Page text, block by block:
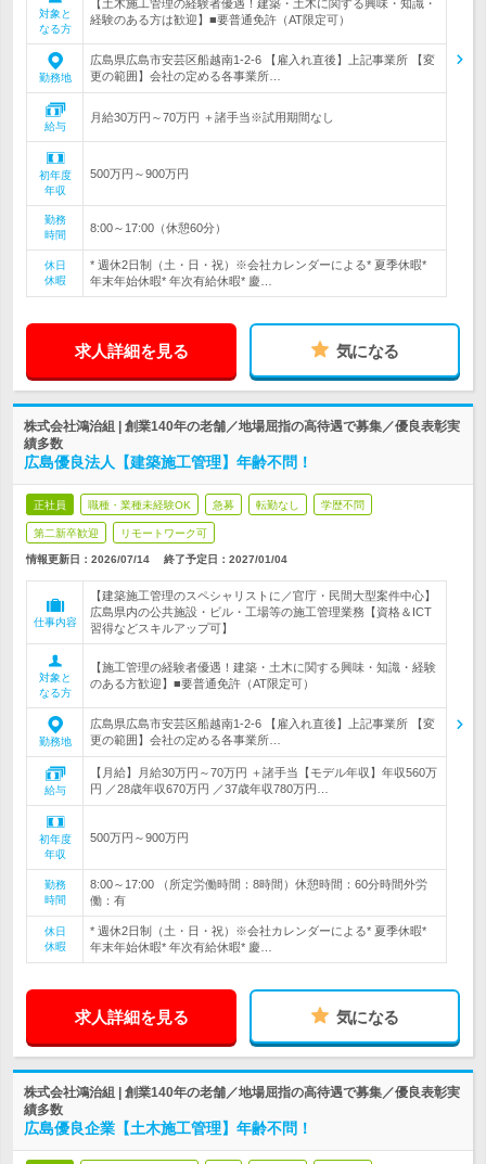
対象と
なる方
【土木施工管理の経験者優遇！建築・土木に関する興味・知識・
経験のある方は歓迎】■要普通免許（AT限定可）
勤務地
広島県広島市安芸区船越南1-2-6 【雇入れ直後】上記事業所 【変
更の範囲】会社の定める各事業所…
給与
月給30万円～70万円 ＋諸手当※試用期間なし
初年度
年収
500万円～900万円
勤務
時間
8:00～17:00（休憩60分）
休日
休暇
* 週休2日制（土・日・祝）※会社カレンダーによる* 夏季休暇*
年末年始休暇* 年次有給休暇* 慶…
求人詳細を見る 気になる
株式会社鴻治組 | 創業140年の老舗／地場屈指の高待遇で募集／優良表彰実
績多数
広島優良法人【建築施工管理】年齢不問！
正社員 職種・業種未経験OK 急募 転勤なし 学歴不問
第二新卒歓迎 リモートワーク可
情報更新日：2026/07/14 終了予定日： 2027/01/04
仕事内容
【建築施工管理のスペシャリストに／官庁・民間大型案件中心】
広島県内の公共施設・ビル・工場等の施工管理業務【資格＆ICT
習得などスキルアップ可】
対象と
なる方
【施工管理の経験者優遇！建築・土木に関する興味・知識・経験
のある方歓迎】■要普通免許（AT限定可）
勤務地
広島県広島市安芸区船越南1-2-6 【雇入れ直後】上記事業所 【変
更の範囲】会社の定める各事業所…
給与
【月給】月給30万円～70万円 ＋諸手当【モデル年収】年収560万
円 ／28歳年収670万円 ／37歳年収780万円…
初年度
年収
500万円～900万円
勤務
時間
8:00～17:00 （所定労働時間：8時間）休憩時間：60分時間外労
働：有
休日
休暇
* 週休2日制（土・日・祝）※会社カレンダーによる* 夏季休暇*
年末年始休暇* 年次有給休暇* 慶…
求人詳細を見る 気になる
株式会社鴻治組 | 創業140年の老舗／地場屈指の高待遇で募集／優良表彰実
績多数
広島優良企業【土木施工管理】年齢不問！